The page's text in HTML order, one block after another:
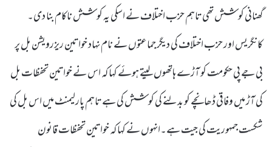
گھنانی کوشش تھی تاہم حزب اختلاف نے اسکی یہ کوشش ناکام بنا دی۔
کانگریس اور حزب اختلاف کی دیگر جماعتوں نے نام نہاد خواتین ریزرویشن بل پر
بی جے پی حکومت کو آڑے ہاتھوں لیتے ہوئے کہا کہ اس نے خواتین تحفظات بل
کی آڑ میں وفاقی ڈھانچے کو بدلنے کی کوشش کی ہے تاہم پارلیمنٹ میں اس بل کی
شکست جمہوریت کی جیت ہے۔انہوں نے کہا کہ خواتین تحفظات قانون